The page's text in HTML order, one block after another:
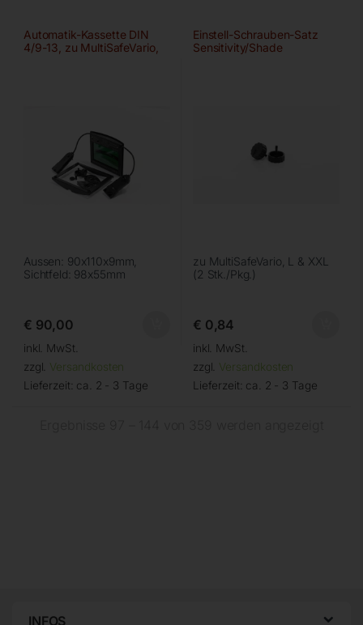
Automatik-Kassette DIN
4/9-13, zu MultiSafeVario,
Aussen: 90x110x9mm,
Sichtfeld: 98x55mm
€ 90,00
inkl. MwSt.
zzgl. Versandkosten
Lieferzeit: ca. 2 - 3 Tage
Einstell-Schrauben-Satz
Sensitivity/Shade
zu MultiSafeVario, L & XXL
(2 Stk./Pkg.)
€ 0,84
inkl. MwSt.
zzgl. Versandkosten
Lieferzeit: ca. 2 - 3 Tage
INFOS